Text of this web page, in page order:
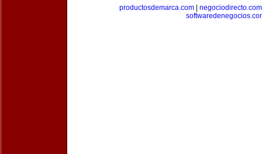
productosdemarca.com| negociodirecto.com